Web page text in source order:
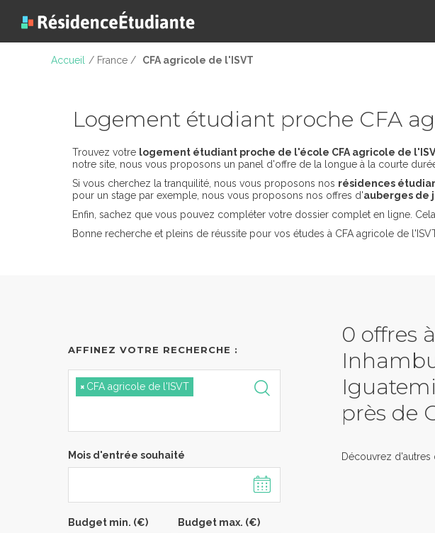
Accueil / France / CFA agricole de l'ISVT
Logement étudiant proche CFA
Trouvez votre logement étudiant proche de l'école CFA agricole de
notre site, nous vous proposons un panel d'offre de la longue à la courte
Si vous cherchez la tranquilité, nous vous proposons nos résidences
pour un stage par exemple, nous vous proposons nos offres d'auberges de
Enfin, sachez que vous pouvez compléter votre dossier complet en ligne.
Bonne recherche et pleins de réussite pour vos études à CFA agricole de
0 offres
près de
Découvrez
AFFINEZ VOTRE RECHERCHE :
× CFA agricole de l'ISVT
Mois d'entrée souhaité
Budget min. (€) Budget max. (€)